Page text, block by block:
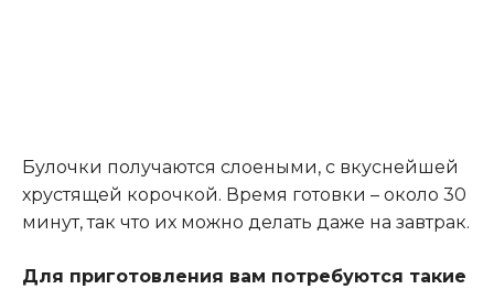
Булочки получаются слоеными, с вкуснейшей
хрустящей корочкой. Время готовки – около 30
минут, так что их можно делать даже на завтрак.
Для приготовления вам потребуются такие